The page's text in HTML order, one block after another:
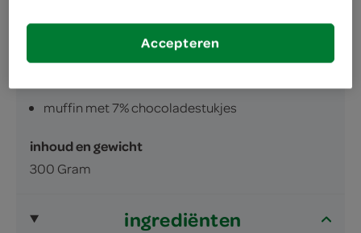
omschrijving
muffin met 7% chocoladestukjes
inhoud en gewicht
300 Gram
ingrediënten
Accepteren